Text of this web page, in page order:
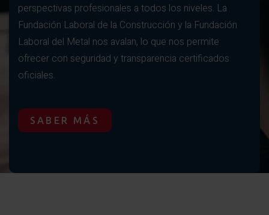
perspectivas profesionales a todos los niveles. La
Fundación Laboral de la Construcción y la Fundación
Laboral del Metal nos avalan, lo que nos permite
ofrecer con seguridad y transparencia certificados
oficiales.
SABER MÁS